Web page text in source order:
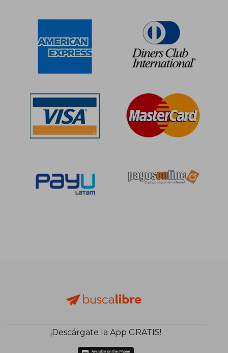
¡Descárgate la App GRATIS!